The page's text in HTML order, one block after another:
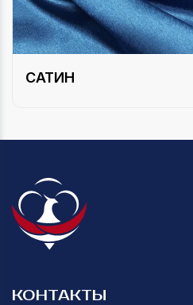
САТИН
КОНТАКТЫ